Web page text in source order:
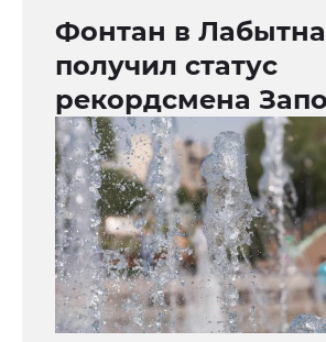
Фонтан в
получил статус
рекордсмена